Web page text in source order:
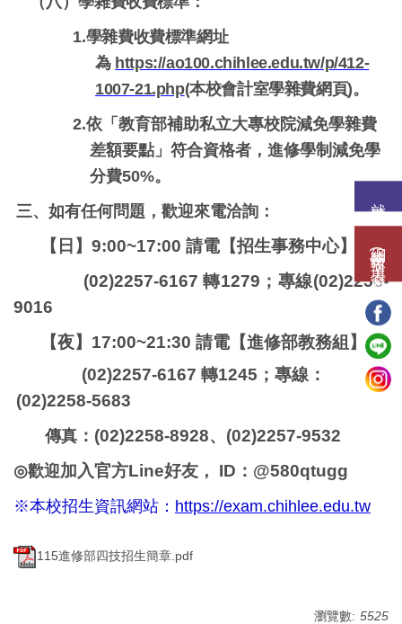
網路報名(填表)系統
1.學雜費收費標準網址
為 https://ao100.chihlee.edu.tw/p/412-
1007-21.php(本校會計室學雜費網頁)。
2.依「教育部補助私立大專校院減免學雜費
差額要點」符合資格者 ， 進修學制減免學
分費50%。
三、如有任何問題，歡迎來電洽詢：
【日】9:00~17:00 請電【招生事務中心】
(02)2257-6167 轉1279；專線(02)2258-
9016
【夜】17:00~21:30 請電【進修部教務組】
(02)2257-6167 轉1245；專線：
(02)2258-5683
傳真 ：(02)2258-8928、(02)2257-9532
◎歡迎加入官方Line好友 ， ID ：@580qtugg
※本校招生資訊網站： https://exam.chihlee.edu.tw
115進修部四技招生簡章.pdf
瀏覽數: 5525